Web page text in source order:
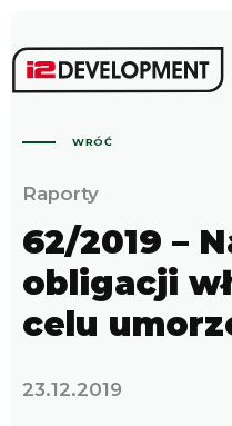
WRÓĆ
Raporty
62/2019 –
obligacji
celu
23.12.2019